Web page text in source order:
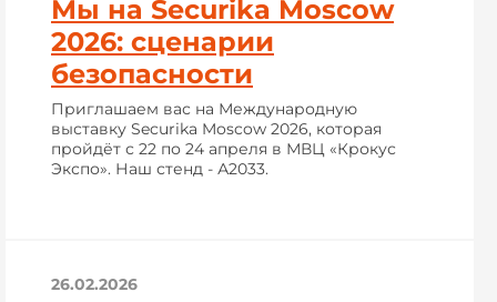
Мы на Securika Moscow
2026: сценарии
безопасности
Приглашаем вас на Международную
выставку Securika Moscow 2026, которая
пройдёт с 22 по 24 апреля в МВЦ «Крокус
Экспо». Наш стенд - А2033.
26.02.2026